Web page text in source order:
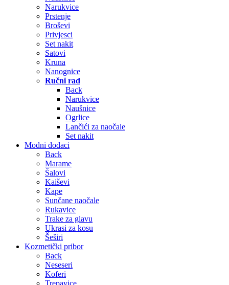
Narukvice
Prstenje
Broševi
Privjesci
Set nakit
Satovi
Kruna
Nanognice
Ručni rad
Back
Narukvice
Naušnice
Ogrlice
Lančići za naočale
Set nakit
Modni dodaci
Back
Marame
Šalovi
Kaiševi
Kape
Sunčane naočale
Rukavice
Trake za glavu
Ukrasi za kosu
Šeširi
Kozmetički pribor
Back
Neseseri
Koferi